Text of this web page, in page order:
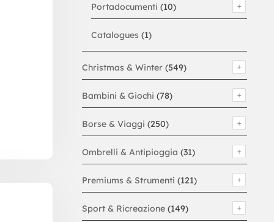
Portadocumenti (10)
Catalogues (1)
Christmas & Winter(549)
Bambini & Giochi (78)
Borse & Viaggi (250)
Ombrelli & Antipioggia (31)
Premiums & Strumenti (121)
Sport & Ricreazione(149)